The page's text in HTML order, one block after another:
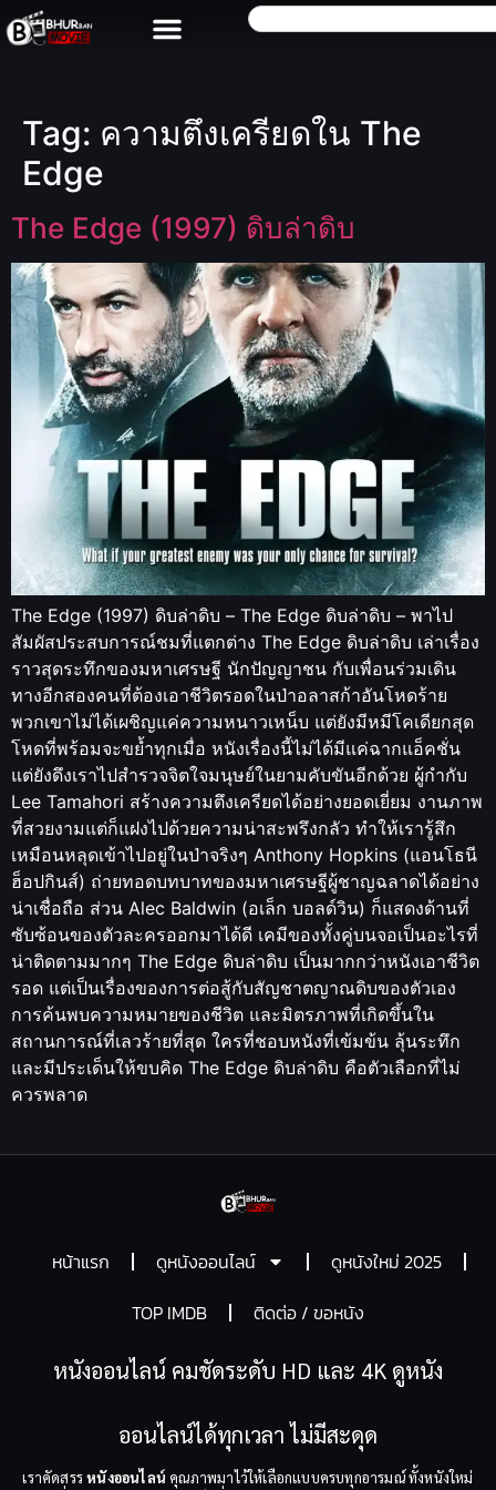
Tag: ความตึงเครียดใน The
Edge
The Edge (1997) ดิบล่าดิบ
The Edge (1997) ดิบล่าดิบ – The Edge ดิบล่าดิบ – พาไป
สัมผัสประสบการณ์ชมที่แตกต่าง The Edge ดิบล่าดิบ เล่าเรื่อง
ราวสุดระทึกของมหาเศรษฐี นักปัญญาชน กับเพื่อนร่วมเดิน
ทางอีกสองคนที่ต้องเอาชีวิตรอดในป่าอลาสก้าอันโหดร้าย
พวกเขาไม่ได้เผชิญแค่ความหนาวเหน็บ แต่ยังมีหมีโคเดียกสุด
โหดที่พร้อมจะขย้ำทุกเมื่อ หนังเรื่องนี้ไม่ได้มีแค่ฉากแอ็คชั่น
แต่ยังดึงเราไปสำรวจจิตใจมนุษย์ในยามคับขันอีกด้วย ผู้กำกับ
Lee Tamahori สร้างความตึงเครียดได้อย่างยอดเยี่ยม งานภาพ
ที่สวยงามแต่ก็แฝงไปด้วยความน่าสะพรึงกลัว ทำให้เรารู้สึก
เหมือนหลุดเข้าไปอยู่ในป่าจริงๆ Anthony Hopkins (แอนโธนี
ฮ็อปกินส์) ถ่ายทอดบทบาทของมหาเศรษฐีผู้ชาญฉลาดได้อย่าง
น่าเชื่อถือ ส่วน Alec Baldwin (อเล็ก บอลด์วิน) ก็แสดงด้านที่
ซับซ้อนของตัวละครออกมาได้ดี เคมีของทั้งคู่บนจอเป็นอะไรที่
น่าติดตามมากๆ The Edge ดิบล่าดิบ เป็นมากกว่าหนังเอาชีวิต
รอด แต่เป็นเรื่องของการต่อสู้กับสัญชาตญาณดิบของตัวเอง
การค้นพบความหมายของชีวิต และมิตรภาพที่เกิดขึ้นใน
สถานการณ์ที่เลวร้ายที่สุด ใครที่ชอบหนังที่เข้มข้น ลุ้นระทึก
และมีประเด็นให้ขบคิด The Edge ดิบล่าดิบ คือตัวเลือกที่ไม่
ควรพลาด
หน้าแรก ดูหนังออนไลน์
ดูหนังใหม่ 2025
TOP IMDB
ติดต่อ / ขอหนัง
หนังออนไลน์ คมชัดระดับ HD และ 4K ดูหนัง
ออนไลน์ได้ทุกเวลา ไม่มีสะดุด
เราคัดสรรหนังออนไลน์ คุณภาพมาไว้ให้เลือกแบบครบทุกอารมณ์ ทั้งหนังใหม่